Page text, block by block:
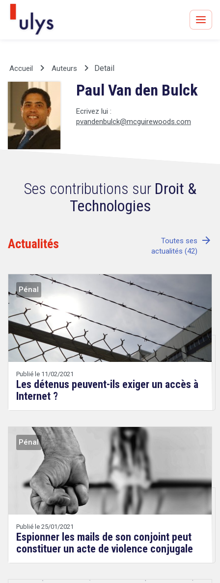
Avocats à Paris & Bruxelles
Leader en droit de l'innovation depuis 30 ans
Tout sur le RGPD
Rechercher
CONTACT
Accueil keyboard_arrow_right Auteurs keyboard_arrow_right Detail
Paul Van den Bulck
Ecrivez lui :
pvandenbulck@mcguirewoods.com
Ses contributions sur Droit &
Technologies
Actualités
Toutes ses
actualités (42)
arrow_forward
Pénal
Publié le 11/02/2021
Les détenus peuvent-ils exiger un accès à
Internet ?
Droit
Technologies
Etienne
Pénal
Publié le 25/01/2021
Espionner les mails de son conjoint peut
constituer un acte de violence conjugale